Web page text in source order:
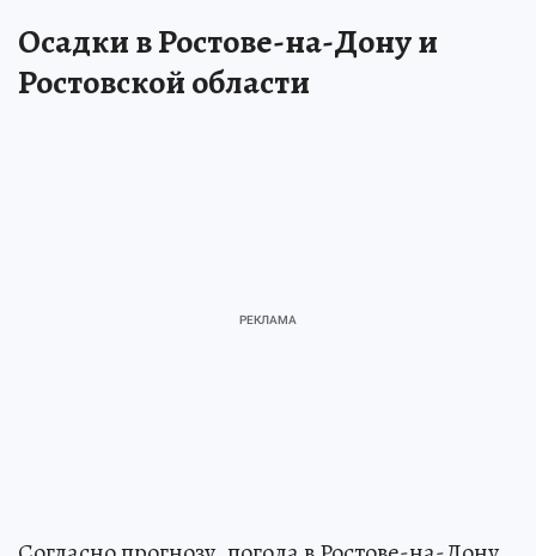
Осадки в Ростове-на-Дону и
Ростовской области